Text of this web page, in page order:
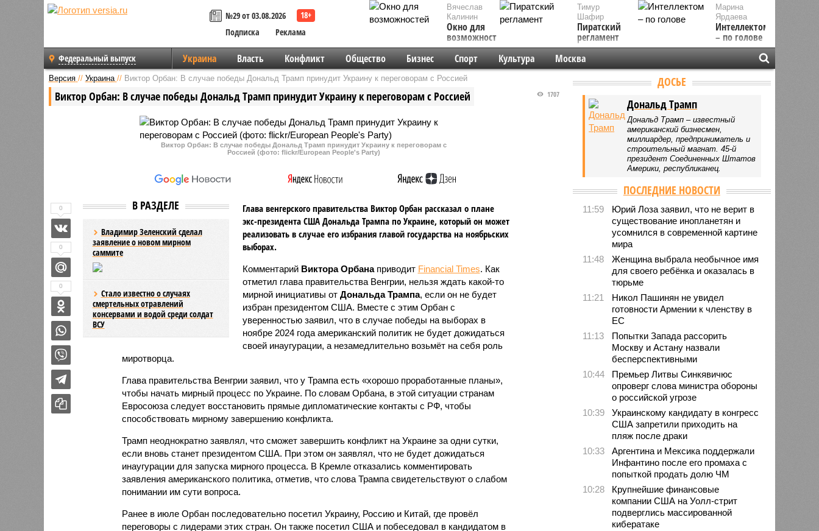
№29 от 03.08.2026
Подписка
Реклама
Вячеслав
Калинин
Окно для
возможностей
Марина
Ярдаева
Интеллектом
– по голове
Тимур
Шафир
Пиратский
регламент
Федеральный выпуск Украина Власть Конфликт Общество Бизнес Спорт Культура Москва
Версия // Украина // Виктор Орбан: В случае победы Дональд Трамп принудит Украину к переговорам с Россией
Виктор Орбан: В случае победы Дональд Трамп принудит Украину к переговорам с Россией 1707
Виктор Орбан: В случае победы Дональд Трамп принудит Украину к переговорам с
Россией (фото: flickr/European People's Party)
В РАЗДЕЛЕ
Владимир Зеленский сделал
заявление о новом мирном
саммите
Стало известно о случаях
смертельных отравлений
консервами и водой среди солдат
ВСУ
Глава венгерского правительства Виктор Орбан рассказал о плане
экс-президента США Дональда Трампа по Украине, который он может
реализовать в случае его избрания главой государства на ноябрьских
выборах.
Комментарий Виктора Орбанаприводит Financial Times. Как
отметил глава правительства Венгрии, нельзя ждать какой-то
мирной инициативы от Дональда Трампа, если он не будет
избран президентом США. Вместе с этим Орбан с
уверенностью заявил, что в случае победы на выборах в
ноябре 2024 года американский политик не будет дожидаться
своей инаугурации, а незамедлительно возьмёт на себя роль
миротворца.
Глава правительства Венгрии заявил, что у Трампа есть «хорошо проработанные планы»,
чтобы начать мирный процесс по Украине. По словам Орбана, в этой ситуации странам
Евросоюза следует восстановить прямые дипломатические контакты с РФ, чтобы
способствовать мирному завершению конфликта.
Трамп неоднократно заявлял, что сможет завершить конфликт на Украине за одни сутки,
если вновь станет президентом США. При этом он заявлял, что не будет дожидаться
инаугурации для запуска мирного процесса. В Кремле отказались комментировать
заявления американского политика, отметив, что слова Трампа свидетельствуют о слабом
понимании им сути вопроса.
Ранее в июле Орбан последовательно посетил Украину, Россию и Китай, где провёл
переговоры с лидерами этих стран. Он также посетил США и побеседовал в кандидатом в
0
0
0
ДОСЬЕ
Дональд Трамп
Дональд Трамп – известный
американский бизнесмен,
миллиардер, предприниматель и
строительный магнат. 45-й
президент Соединенных Штатов
Америки, республиканец.
ПОСЛЕДНИЕ НОВОСТИ
11:59
Юрий Лоза заявил, что не верит в
существование инопланетян и
усомнился в современной картине
мира
11:48
Женщина выбрала необычное имя
для своего ребёнка и оказалась в
тюрьме
11:21
Никол Пашинян не увидел
готовности Армении к членству в
ЕС
11:13
Попытки Запада рассорить
Москву и Астану назвали
бесперспективными
10:44
Премьер Литвы Синкявичюс
опроверг слова министра обороны
о российской угрозе
10:39
Украинскому кандидату в конгресс
США запретили приходить на
пляж после драки
10:33
Аргентина и Мексика поддержали
Инфантино после его промаха с
попыткой продать долю ЧМ
10:28
Крупнейшие финансовые
компании США на Уолл-стрит
подверглись массированной
кибератаке